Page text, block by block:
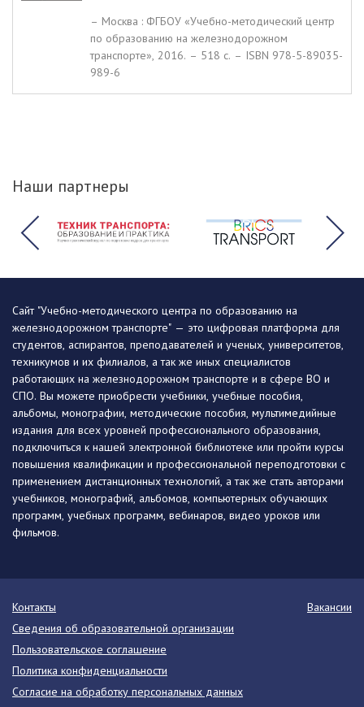
– Москва : ФГБОУ «Учебно-методический центр
по образованию на железнодорожном
транспорте», 2016. – 518 c. – ISBN 978-5-89035-
989-6
Наши партнеры
Сайт "Учебно-методического центра по образованию на
железнодорожном транспорте" — это цифровая платформа для
студентов, аспирантов, преподавателей и ученых, университетов,
техникумов и их филиалов, а так же иных специалистов
работающих на железнодорожном транспорте и в сфере ВО и
СПО. Вы можете приобрести учебники, учебные пособия,
альбомы, монографии, методические пособия, мультимедийные
издания для всех уровней профессионального образования,
подключиться к нашей электронной библиотеке или пройти курсы
повышения квалификации и профессиональной переподготовки с
применением дистанционных технологий, а так же стать авторами
учебников, монографий, альбомов, компьютерных обучающих
программ, учебных программ, вебинаров, видео уроков или
фильмов.
Контакты
Вакансии
Сведения об образовательной организации
Пользовательское соглашение
Политика конфиденциальности
Согласие на обработку персональных данных